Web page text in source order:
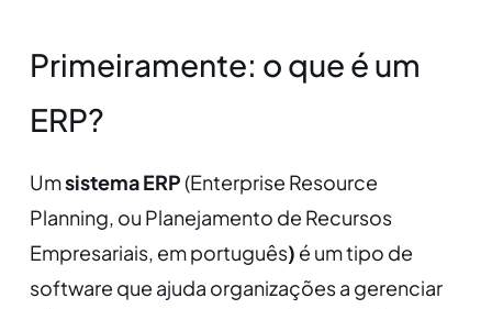
Primeiramente: o que é um
ERP?
Umsistema ERP(Enterprise Resource
Planning, ou Planejamento de Recursos
Empresariais, em português) é um tipo de
software que ajuda organizações a gerenciar